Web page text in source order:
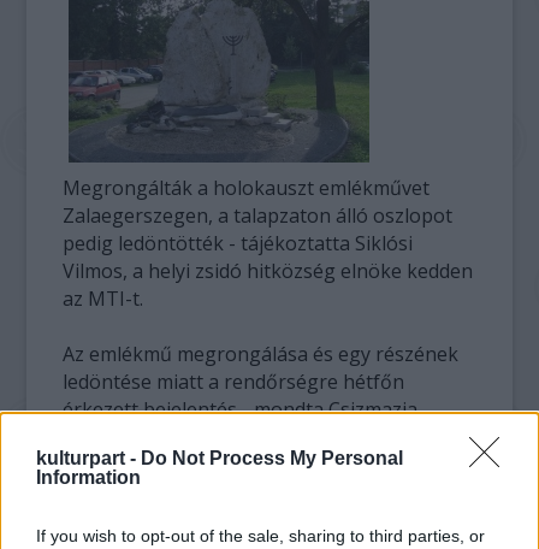
kulturpart - Do Not Process My Personal
Information
If you wish to opt-out of the sale, sharing to third parties, or
Megrongálták a holokauszt emlékművet
Zalaegerszegen, a talapzaton álló oszlopot
pedig ledöntötték - tájékoztatta Siklósi
Vilmos, a helyi zsidó hitközség elnöke kedden
az MTI-t.
Az emlékmű megrongálása és egy részének
ledöntése miatt a rendőrségre hétfőn
érkezett bejelentés - mondta Csizmazia
sajtóreferense az MTI kérdésére. Hozzátette,
hogy az ügyben a Zalaegerszegi Városi